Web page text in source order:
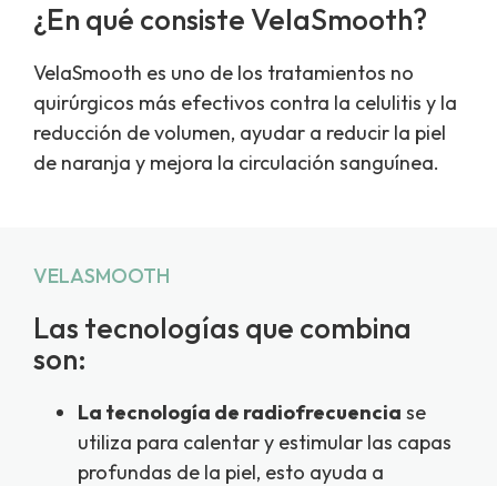
¿En qué consiste VelaSmooth?
VelaSmooth es uno de los tratamientos no
quirúrgicos más efectivos contra la celulitis y la
reducción de volumen, ayudar a reducir la piel
de naranja y mejora la circulación sanguínea.
VELASMOOTH
Las tecnologías que combina
son:
La tecnología de radiofrecuencia se
utiliza para calentar y estimular las capas
profundas de la piel, esto ayuda a